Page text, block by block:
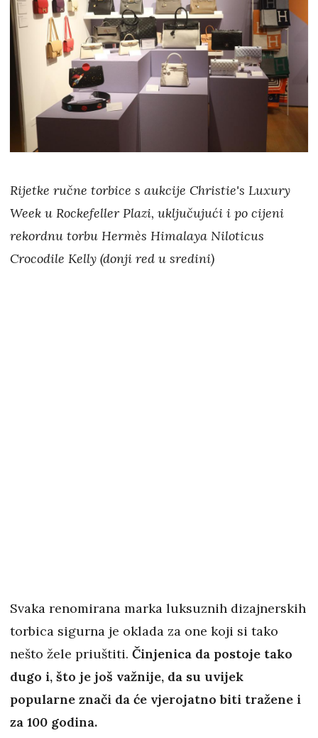
Rijetke ručne torbice s aukcije Christie's Luxury
Week u Rockefeller Plazi, uključujući i po cijeni
rekordnu torbu Hermès Himalaya Niloticus
Crocodile Kelly (donji red u sredini)
Svaka renomirana marka luksuznih dizajnerskih
torbica sigurna je oklada za one koji si tako
nešto žele priuštiti. Činjenica da postoje tako
dugo i, što je još važnije, da su uvijek
popularne znači da će vjerojatno biti tražene i
za 100 godina.